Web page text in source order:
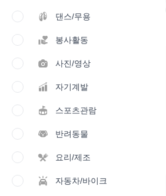
댄스/무용
봉사활동
사진/영상
자기계발
스포츠관람
반려동물
요리/제조
자동차/바이크